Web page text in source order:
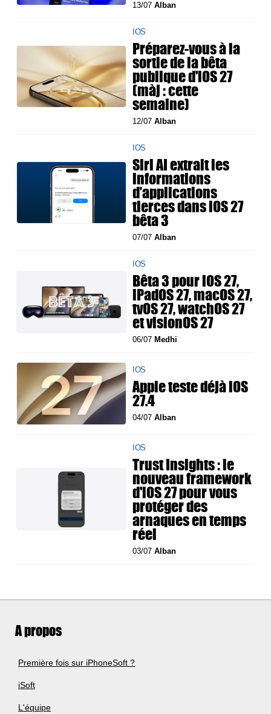
13/07Alban
IOS
Préparez-vous à la
sortie de la bêta
publique d'iOS 27
(màj : cette
semaine)
12/07Alban
IOS
Siri AI extrait les
informations
d’applications
tierces dans iOS 27
bêta 3
07/07Alban
IOS
Bêta 3 pour iOS 27,
iPadOS 27, macOS 27,
tvOS 27, watchOS 27
et visionOS 27
06/07 Medhi
IOS
Apple teste déjà iOS
27.4
04/07Alban
IOS
Trust Insights : le
nouveau framework
d'iOS 27 pour vous
protéger des
arnaques en temps
réel
03/07Alban
A propos
Première fois sur iPhoneSoft ?
iSoft
L'équipe